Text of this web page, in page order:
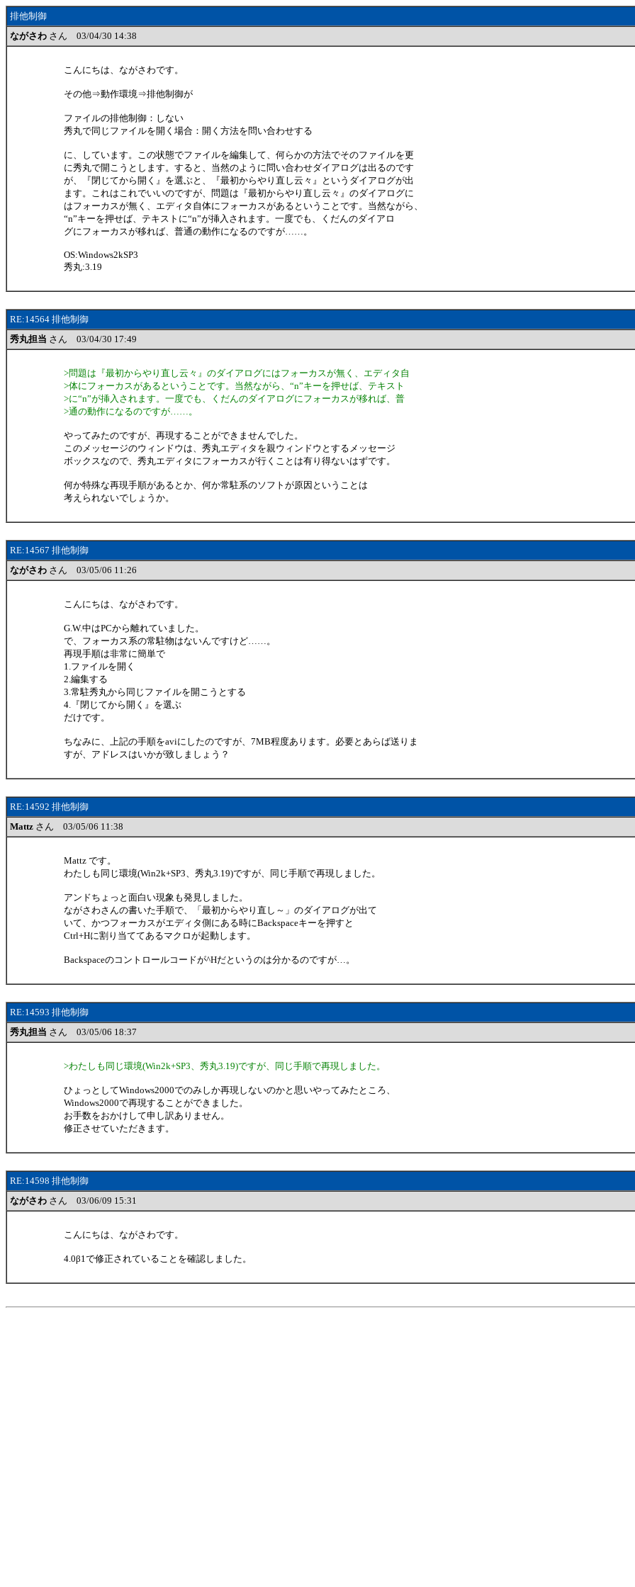
排他制御
ながさわ さん 03/04/30 14:38
こんにちは、ながさわです。
その他⇒動作環境⇒排他制御が
ファイルの排他制御：しない
秀丸で同じファイルを開く場合：開く方法を問い合わせする
に、しています。この状態でファイルを編集して、何らかの方法でそのファイルを更
に秀丸で開こうとします。すると、当然のように問い合わせダイアログは出るのです
が、『閉じてから開く』を選ぶと、『最初からやり直し云々』というダイアログが出
ます。これはこれでいいのですが、問題は『最初からやり直し云々』のダイアログに
はフォーカスが無く、エディタ自体にフォーカスがあるということです。当然ながら、
“n”キーを押せば、テキストに“n”が挿入されます。一度でも、くだんのダイアロ
グにフォーカスが移れば、普通の動作になるのですが……。
OS:Windows2kSP3
秀丸:3.19
RE:14564 排他制御
秀丸担当 さん 03/04/30 17:49
>問題は『最初からやり直し云々』のダイアログにはフォーカスが無く、エディタ自
>体にフォーカスがあるということです。当然ながら、“n”キーを押せば、テキスト
>に“n”が挿入されます。一度でも、くだんのダイアログにフォーカスが移れば、普
>通の動作になるのですが……。
やってみたのですが、再現することができませんでした。
このメッセージのウィンドウは、秀丸エディタを親ウィンドウとするメッセージ
ボックスなので、秀丸エディタにフォーカスが行くことは有り得ないはずです。
何か特殊な再現手順があるとか、何か常駐系のソフトが原因ということは
考えられないでしょうか。
RE:14567 排他制御
ながさわ さん 03/05/06 11:26
こんにちは、ながさわです。
G.W.中はPCから離れていました。
で、フォーカス系の常駐物はないんですけど……。
再現手順は非常に簡単で
1.ファイルを開く
2.編集する
3.常駐秀丸から同じファイルを開こうとする
4.『閉じてから開く』を選ぶ
だけです。
ちなみに、上記の手順をaviにしたのですが、7MB程度あります。必要とあらば送りま
すが、アドレスはいかが致しましょう？
RE:14592 排他制御
Mattz さん 03/05/06 11:38
Mattz です。
わたしも同じ環境(Win2k+SP3、秀丸3.19)ですが、同じ手順で再現しました。
アンドちょっと面白い現象も発見しました。
ながさわさんの書いた手順で、「最初からやり直し～」のダイアログが出て
いて、かつフォーカスがエディタ側にある時にBackspaceキーを押すと
Ctrl+Hに割り当ててあるマクロが起動します。
Backspaceのコントロールコードが^Hだというのは分かるのですが…。
RE:14593 排他制御
秀丸担当 さん 03/05/06 18:37
>わたしも同じ環境(Win2k+SP3、秀丸3.19)ですが、同じ手順で再現しました。
ひょっとしてWindows2000でのみしか再現しないのかと思いやってみたところ、
Windows2000で再現することができました。
お手数をおかけして申し訳ありません。
修正させていただきます。
RE:14598 排他制御
ながさわ さん 03/06/09 15:31
こんにちは、ながさわです。
4.0β1で修正されていることを確認しました。